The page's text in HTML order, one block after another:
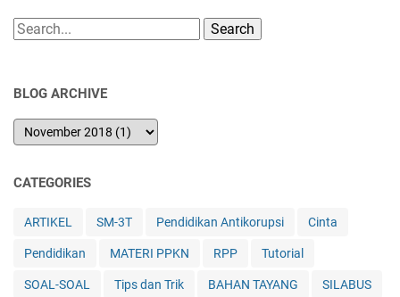
Search
BLOG ARCHIVE
CATEGORIES
ARTIKEL SM-3T Pendidikan Antikorupsi Cinta
Pendidikan MATERI PPKN RPP Tutorial
SOAL-SOAL Tips dan Trik BAHAN TAYANG SILABUS